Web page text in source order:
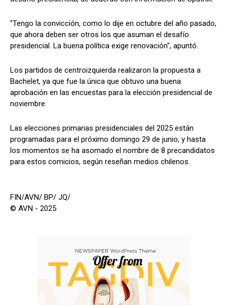
"Tengo la convicción, como lo dije en octubre del año pasado,
que ahora deben ser otros los que asuman el desafío
presidencial. La buena política exige renovación", apuntó.
Los partidos de centroizquierda realizaron la propuesta a
Bachelet, ya que fue la única que obtuvo una buena
aprobación en las encuestas para la elección presidencial de
noviembre.
Las elecciones primarias presidenciales del 2025 están
programadas para el próximo domingo 29 de junio, y hasta
los momentos se ha asomado el nombre de 8 precandidatos
para estos comicios, según reseñan medios chilenos.
FIN/AVN/ BP/ JQ/
© AVN - 2025